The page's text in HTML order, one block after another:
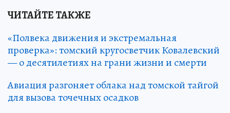
ЧИТАЙТЕ ТАКЖЕ
«Полвека движения и экстремальная
проверка»: томский кругосветчик Ковалевский
— о десятилетиях на грани жизни и смерти
Авиация разгоняет облака над томской тайгой
для вызова точечных осадков